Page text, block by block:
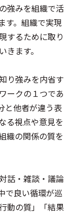
強みを組織で活
す。組織で実現
するために取り
ます。
り強みを内省す
ークの１つであ
と他者が違う表
る視点や意見を
織の関係の質を
話・雑談・議論
で良い循環が巡
動の質」「結果